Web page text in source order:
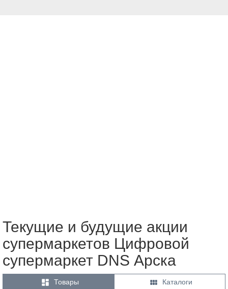
Текущие и будущие акции
супермаркетов Цифровой
супермаркет DNS Арска
 Товары  Каталоги